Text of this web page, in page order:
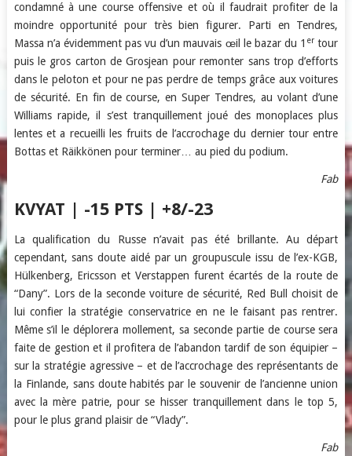
condamné à une course offensive et où il faudrait profiter de la
moindre opportunité pour très bien figurer. Parti en Tendres,
Massa n’a évidemment pas vu d’un mauvais œil le bazar du 1 er tour
puis le gros carton de Grosjean pour remonter sans trop d’efforts
dans le peloton et pour ne pas perdre de temps grâce aux voitures
de sécurité. En fin de course, en Super Tendres, au volant d’une
Williams rapide, il s’est tranquillement joué des monoplaces plus
lentes et a recueilli les fruits de l’accrochage du dernier tour entre
Bottas et Räikkönen pour terminer… au pied du podium.
Fab
KVYAT | -15 PTS | +8/-23
La qualification du Russe n’avait pas été brillante. Au départ
cependant, sans doute aidé par un groupuscule issu de l’ex-KGB,
Hülkenberg, Ericsson et Verstappen furent écartés de la route de
“Dany”. Lors de la seconde voiture de sécurité, Red Bull choisit de
lui confier la stratégie conservatrice en ne le faisant pas rentrer.
Même s’il le déplorera mollement, sa seconde partie de course sera
faite de gestion et il profitera de l’abandon tardif de son équipier –
sur la stratégie agressive – et de l’accrochage des représentants de
la Finlande, sans doute habités par le souvenir de l’ancienne union
avec la mère patrie, pour se hisser tranquillement dans le top 5,
pour le plus grand plaisir de “Vlady”.
Fab